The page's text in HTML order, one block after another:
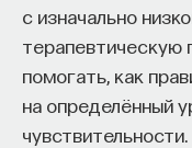
с изначально
помогать, как
на определённый